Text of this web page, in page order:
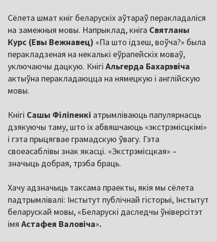
Сёлета шмат кніг беларускіх аўтараў перакладаліся
на замежныя мовы. Напрыклад, кніга Святланы
Курс (Евы Вежнавец) «Па што ідзеш, воўча?» была
перакладзеная на некалькі еўрапейскіх моваў,
уключаючы дацкую. Кнігі Альгерда Бахарэвіча
актыўна перакладаюцца на нямецкую і англійскую
мовы.
Кнігі Сашы Філіпенкі атрымліваюць папулярнасць
дзякуючы таму, што іх абвяшчаюць «экстрэмісцкімі»
і гэта прыцягвае грамадскую ўвагу. Гэта
своеасаблівы знак якасці. «Экстрэмісцкая» –
значыць добрая, трэба браць.
Хачу адзначыць таксама праекты, якія мы сёлета
падтрымлівалі: Інстытут публічнай гісторыі, Інстытут
беларускай мовы, «Беларускі даследчы ўніверсітэт
імя Астафея Валовіча».